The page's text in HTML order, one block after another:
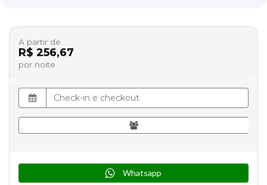
A partir de
R$ 256,67
por noite
Whatsapp